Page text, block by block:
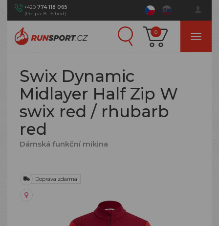
+420 774 118 065
(Po–pá: 8–15 hod.)
0
Swix Dynamic
Midlayer Half Zip W
swix red / rhubarb
red
Dámská funkční mikina
Doprava zdarma